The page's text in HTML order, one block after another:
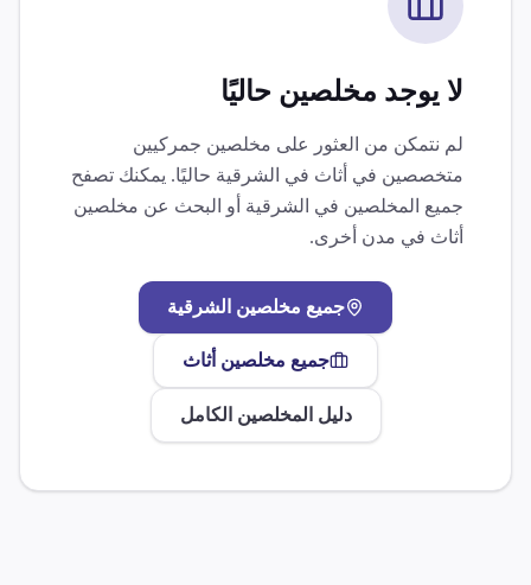
لا يوجد مخلصين حاليًا
لم نتمكن من العثور على مخلصين جمركيين
متخصصين في أثاث في الشرقية حاليًا. يمكنك تصفح
جميع المخلصين في الشرقية أو البحث عن مخلصين
أثاث في مدن أخرى.
جميع مخلصين الشرقية
جميع مخلصين أثاث
دليل المخلصين الكامل